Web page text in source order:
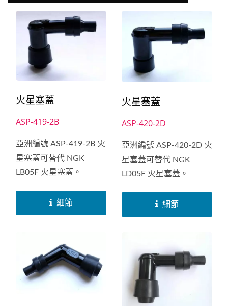
火星塞蓋
ASP-419-2B
亞洲編號 ASP-419-2B 火
星塞蓋可替代 NGK
LB05F 火星塞蓋。
細節
火星塞蓋
ASP-420-2D
亞洲編號 ASP-420-2D 火
星塞蓋可替代 NGK
LD05F 火星塞蓋。
細節